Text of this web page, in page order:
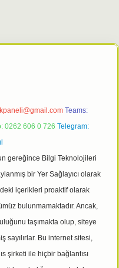
Teams:
0262 606 0 726 Telegram:
gereğince Bilgi Teknolojileri
bir Yer Sağlayıcı olarak
içerikleri proaktif olarak
bulunmamaktadır. Ancak,
taşımakta olup, siteye
sayılırlar. Bu internet sitesi,
şirketi ile hiçbir bağlantısı